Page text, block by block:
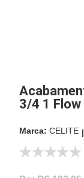
3/4 1
CELITE